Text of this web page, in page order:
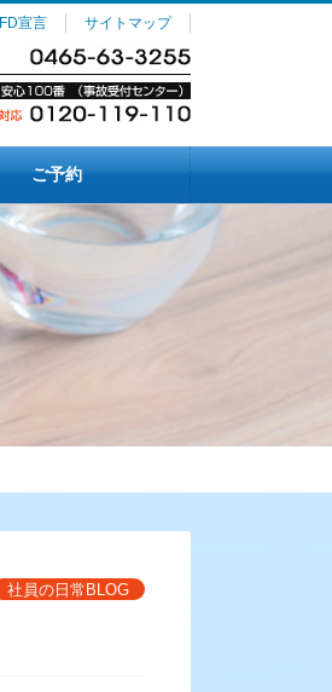
FD宣言 サイトマップ
ご予約
社員の日常BLOG